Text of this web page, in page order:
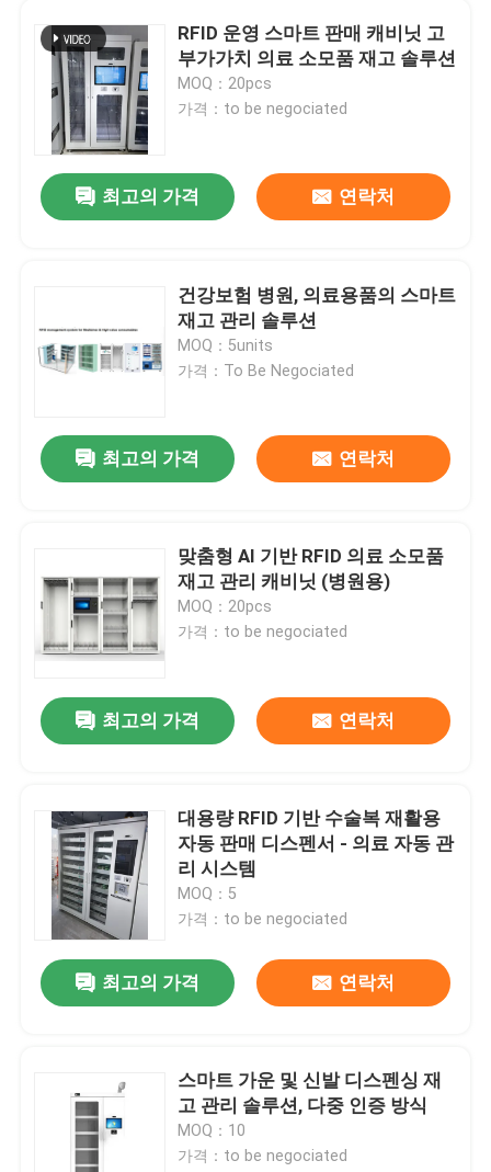
RFID 운영 스마트 판매 캐비닛 고
부가가치 의료 소모품 재고 솔루션
MOQ：20pcs
가격：to be negociated
최고의 가격 연락처
건강보험 병원, 의료용품의 스마트
재고 관리 솔루션
MOQ：5units
가격：To Be Negociated
최고의 가격 연락처
맞춤형 AI 기반 RFID 의료 소모품
재고 관리 캐비닛 (병원용)
MOQ：20pcs
가격：to be negociated
최고의 가격 연락처
대용량 RFID 기반 수술복 재활용
자동 판매 디스펜서 - 의료 자동 관
리 시스템
MOQ：5
가격：to be negociated
최고의 가격 연락처
스마트 가운 및 신발 디스펜싱 재
고 관리 솔루션, 다중 인증 방식
MOQ：10
가격：to be negociated